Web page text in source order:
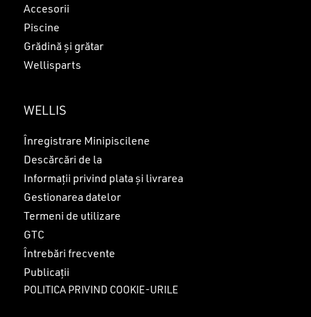
Accesorii
Piscine
Grădină și grătar
Wellisparts
WELLIS
Înregistrare Minipiscilene
Descărcări de la
Informații privind plata și livrarea
Gestionarea datelor
Termeni de utilizare
GTC
Întrebări frecvente
Publicații
POLITICA PRIVIND COOKIE-URILE